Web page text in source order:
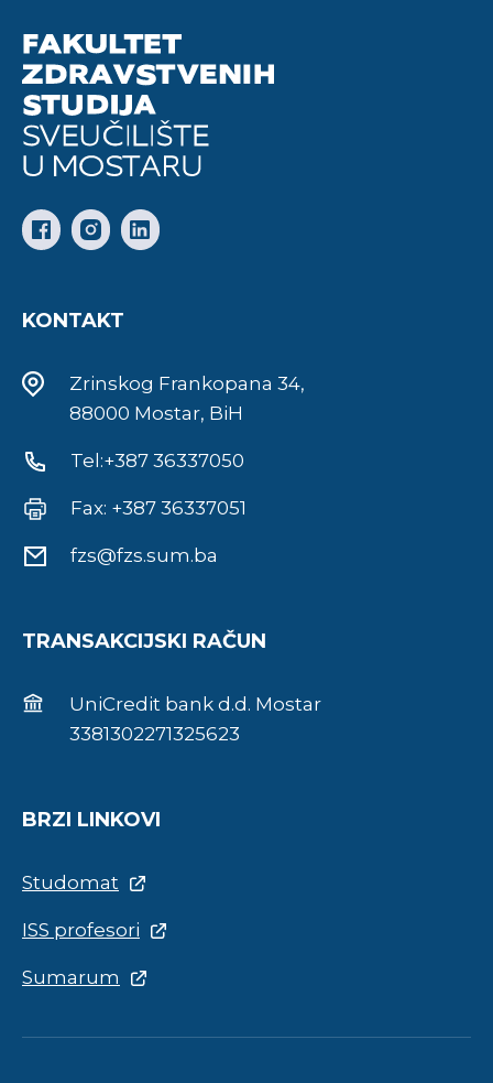
KONTAKT
Zrinskog Frankopana 34,
88000 Mostar, BiH
Tel:+387 36337050
Fax: +387 36337051
fzs@fzs.sum.ba
TRANSAKCIJSKI RAČUN
UniCredit bank d.d. Mostar
3381302271325623
BRZI LINKOVI
Studomat
ISS profesori
Sumarum